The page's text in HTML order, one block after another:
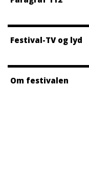
Festival-TV og lyd
Om festivalen